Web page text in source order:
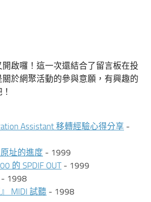
啟囉！這一次還結合了留言板在投
於網聚活動的參與意願，有興趣的
Assistant 移轉經驗心得分享 -
址的進度 - 1999
的 SPDIF OUT - 1999
- 1998
MIDI 試聽 - 1998